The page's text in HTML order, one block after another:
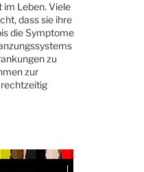
im Leben. Viele
dass sie ihre
die Symptome
zu
zur